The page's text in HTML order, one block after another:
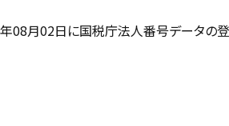
08月02日に国税庁法人番号データの